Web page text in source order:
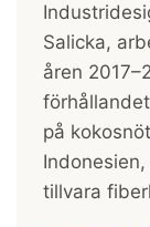
Salicka,
åren
på
tillvara